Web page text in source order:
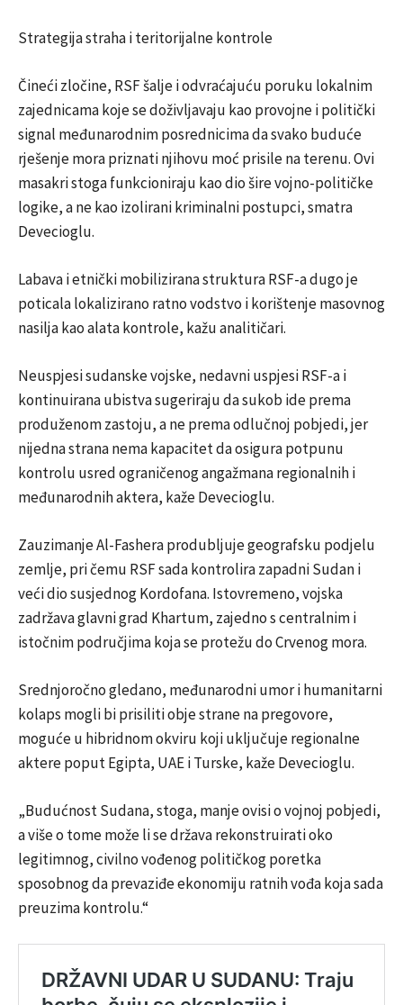
Strategija straha i teritorijalne kontrole
Čineći zločine, RSF šalje i odvraćajuću poruku lokalnim
zajednicama koje se doživljavaju kao provojne i politički
signal međunarodnim posrednicima da svako buduće
rješenje mora priznati njihovu moć prisile na terenu. Ovi
masakri stoga funkcioniraju kao dio šire vojno-političke
logike, a ne kao izolirani kriminalni postupci, smatra
Devecioglu.
Labava i etnički mobilizirana struktura RSF-a dugo je
poticala lokalizirano ratno vodstvo i korištenje masovnog
nasilja kao alata kontrole, kažu analitičari.
Neuspjesi sudanske vojske, nedavni uspjesi RSF-a i
kontinuirana ubistva sugeriraju da sukob ide prema
produženom zastoju, a ne prema odlučnoj pobjedi, jer
nijedna strana nema kapacitet da osigura potpunu
kontrolu usred ograničenog angažmana regionalnih i
međunarodnih aktera, kaže Devecioglu.
Zauzimanje Al-Fashera produbljuje geografsku podjelu
zemlje, pri čemu RSF sada kontrolira zapadni Sudan i
veći dio susjednog Kordofana. Istovremeno, vojska
zadržava glavni grad Khartum, zajedno s centralnim i
istočnim područjima koja se protežu do Crvenog mora.
Srednjoročno gledano, međunarodni umor i humanitarni
kolaps mogli bi prisiliti obje strane na pregovore,
moguće u hibridnom okviru koji uključuje regionalne
aktere poput Egipta, UAE i Turske, kaže Devecioglu.
„Budućnost Sudana, stoga, manje ovisi o vojnoj pobjedi,
a više o tome može li se država rekonstruirati oko
legitimnog, civilno vođenog političkog poretka
sposobnog da prevaziđe ekonomiju ratnih vođa koja sada
preuzima kontrolu.“